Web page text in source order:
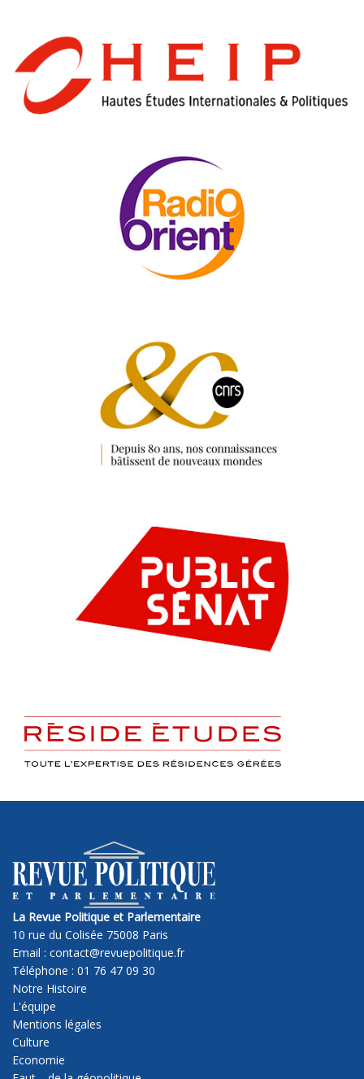
La Revue Politique et Parlementaire
10 rue du Colisée 75008 Paris
Email : contact@revuepolitique.fr
Téléphone : 01 76 47 09 30
Notre Histoire
L'équipe
Mentions légales
Culture
Economie